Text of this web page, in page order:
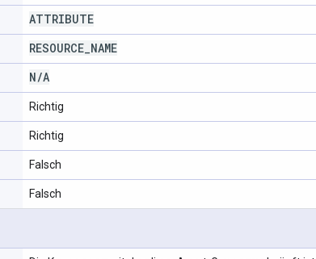
ATTRIBUTE
RESOURCE NAME
N/A
Richtig
Richtig
Falsch
Falsch